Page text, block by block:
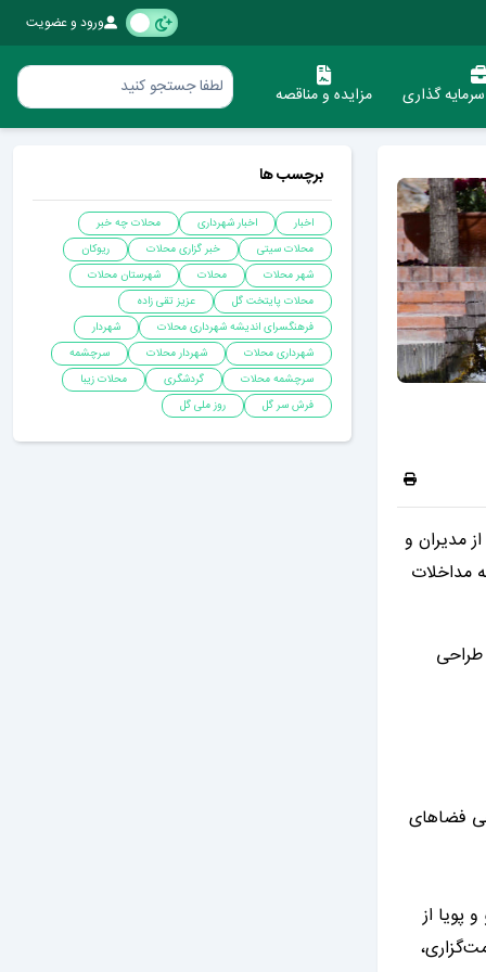
ورود و عضویت
گذاری مزایده و مناقصه
مدیران و
مداخلات
طراحی
فضاهای
پویا از
برچسب ها
اخبار اخبار شهرداری
محلات چه خبر
محلات سیتی
خبر گزاری محلات
ریوکان
شهر محلات
محلات
شهرستان محلات
محلات پایتخت گل
عزیز تقی زاده
فرهنگسرای اندیشه شهرداری محلات
شهردار
شهرداری محلات
شهردار محلات
سرچشمه
سرچشمه محلات
گردشگری
محلات زیبا
فرش سر گل
روز ملی گل